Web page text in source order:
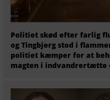
Politiet skød efter farlig
og Tingbjerg stod i
politiet kæmper for at
magten i indvandrertætte